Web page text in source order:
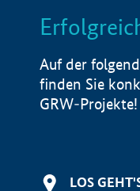
LISTE
Auf der
finden Sie
GRW-Projekte!
LOS